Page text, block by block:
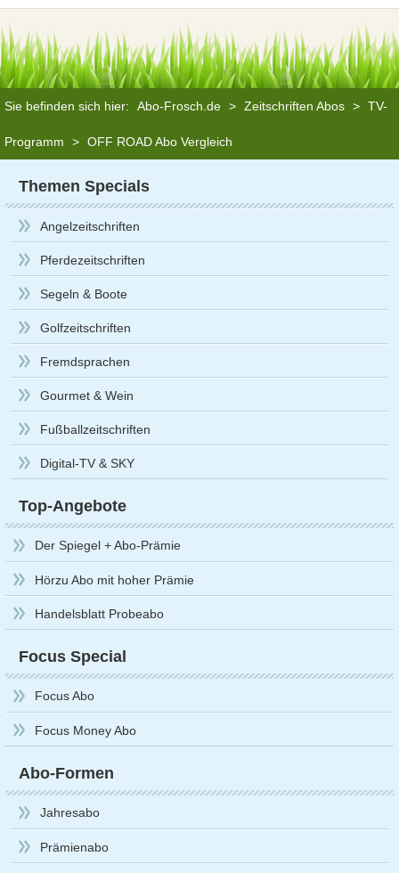
Sie befinden sich hier: Abo-Frosch.de > Zeitschriften Abos > TV-
Programm > OFF ROAD Abo Vergleich
Themen Specials
Angelzeitschriften
Pferdezeitschriften
Segeln & Boote
Golfzeitschriften
Fremdsprachen
Gourmet & Wein
Fußballzeitschriften
Digital-TV & SKY
Top-Angebote
Der Spiegel + Abo-Prämie
Hörzu Abo mit hoher Prämie
Handelsblatt Probeabo
Focus Special
Focus Abo
Focus Money Abo
Abo-Formen
Jahresabo
Prämienabo